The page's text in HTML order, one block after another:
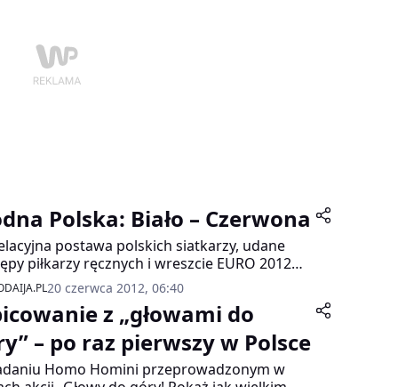
Polska: Biało – Czerwona
postawa polskich siatkarzy, udane
piłkarzy ręcznych i wreszcie EURO 2012
te wydarzenia stały się inspiracją dla
„biało- czerwonej” sesji zdjęciowej w
20 czerwca 2012, 06:40
z „głowami do
– po raz pierwszy w Polsce
Homo Homini przeprowadzonym w